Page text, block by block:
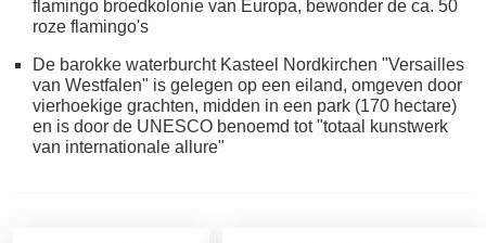
flamingo broedkolonie van Europa, bewonder de ca. 50
roze flamingo's
De barokke waterburcht Kasteel Nordkirchen "Versailles
van Westfalen" is gelegen op een eiland, omgeven door
vierhoekige grachten, midden in een park (170 hectare)
en is door de UNESCO benoemd tot "totaal kunstwerk
van internationale allure"